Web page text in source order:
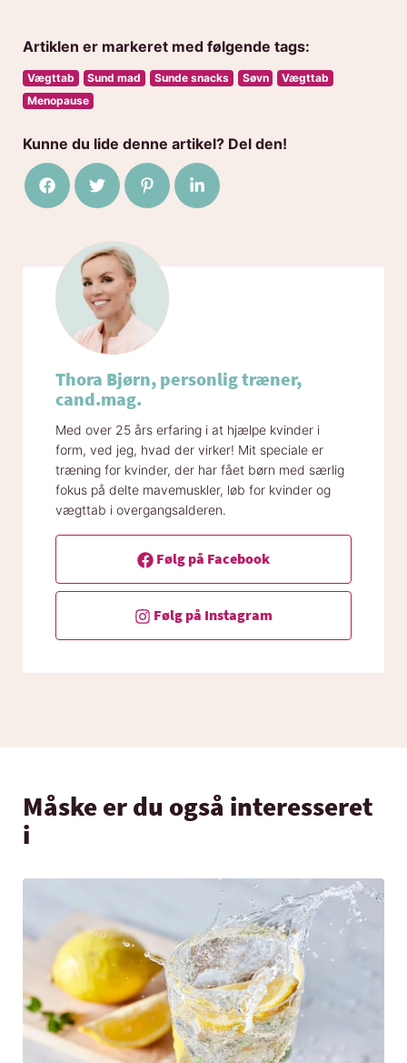
Artiklen er markeret med følgende tags:
Vægttab Sund mad Sunde snacks Søvn
Vægttab
Menopause
Kunne du lide denne artikel? Del den!
Del på Facebook
Del på TwitterDel på Pinterest
Del på LinkedIn
Thora Bjørn, personlig træner,
cand.mag.
Med over 25 års erfaring i at hjælpe kvinder i
form, ved jeg, hvad der virker! Mit speciale er
træning for kvinder, der har fået børn med særlig
fokus på delte mavemuskler, løb for kvinder og
vægttab i overgangsalderen.
Følg på Facebook
Følg på Instagram
Måske er du også interesseret
i